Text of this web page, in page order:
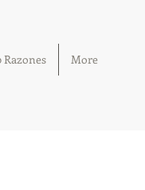
Razones More